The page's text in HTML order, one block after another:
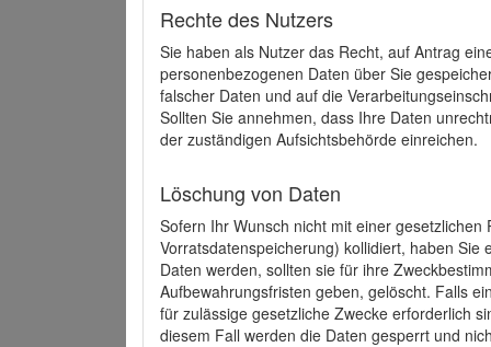
Rechte des Nutzers
Sie haben als Nutzer das Recht, auf Antrag
personenbezogenen Daten über Sie
falscher Daten und auf die
Sollten Sie annehmen, dass Ihre Daten
der zuständigen Aufsichtsbehörde einreichen.
Löschung von Daten
Sofern Ihr Wunsch nicht mit einer
Vorratsdatenspeicherung) kollidiert, haben
Daten werden, sollten sie für ihre
Aufbewahrungsfristen geben, gelöscht. Falls
für zulässige gesetzliche Zwecke erforderlich
diesem Fall werden die Daten gesperrt und